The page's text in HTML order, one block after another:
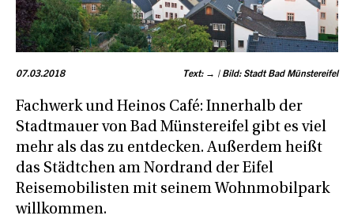
07.03.2018 Text: → | Bild: Stadt Bad Münstereifel
Fachwerk und Heinos Café: Innerhalb der
Stadtmauer von Bad Münstereifel gibt es viel
mehr als das zu entdecken. Außerdem heißt
das Städtchen am Nordrand der Eifel
Reisemobilisten mit seinem Wohnmobilpark
willkommen.